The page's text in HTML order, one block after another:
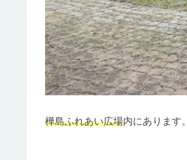
樺島ふれあい広場内にあります。